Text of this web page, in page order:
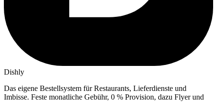
Dishly
Das eigene Bestellsystem für Restaurants, Lieferdienste und
Imbisse. Feste monatliche Gebühr, 0 % Provision, dazu Flyer und